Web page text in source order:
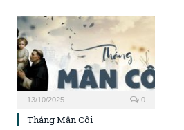
13/10/2025 0
Tháng Mân Côi